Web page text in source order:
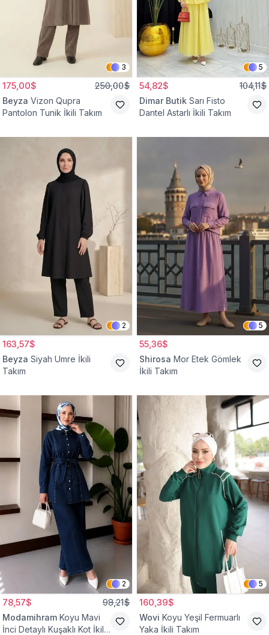
3
175,00$ 250,00$
Beyza Vizon Qupra
Pantolon Tunik İkili Takım
5
54,82$ 104,11$
Dimar Butik Sarı Fisto
Dantel Astarlı İkili Takım
2
163,57$
Beyza Siyah Umre İkili
Takım
5
55,36$
Shirosa Mor Etek Gömlek
İkili Takım
2
78,57$ 98,21$
Modamihram Koyu Mavi
İnci Detaylı Kuşaklı Kot İkili
5
160,39$
Wovi Koyu Yeşil Fermuarlı
Yaka İkili Takım